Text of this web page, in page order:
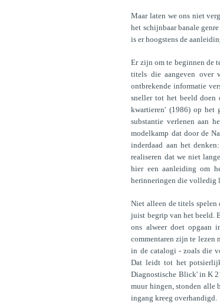
Maar laten we ons niet
het schijnbaar banale
is er hoogstens de
Er zijn om te beginnen de
titels die aangeven over
ontbrekende informatie
sneller tot het beeld doen
kwartieren' (1986) op het
substantie verlenen aan
modelkamp dat door de
inderdaad aan het
realiseren dat we niet
hier een aanleiding om
herinneringen die volledig
Niet alleen de titels spelen
juist begrip van het beeld.
ons alweer doet opgaan
commentaren zijn te lezen
in de catalogi - zoals die
Dat leidt tot het
Diagnostische Blick' in K
muur hingen, stonden alle
ingang kreeg overhandigd.